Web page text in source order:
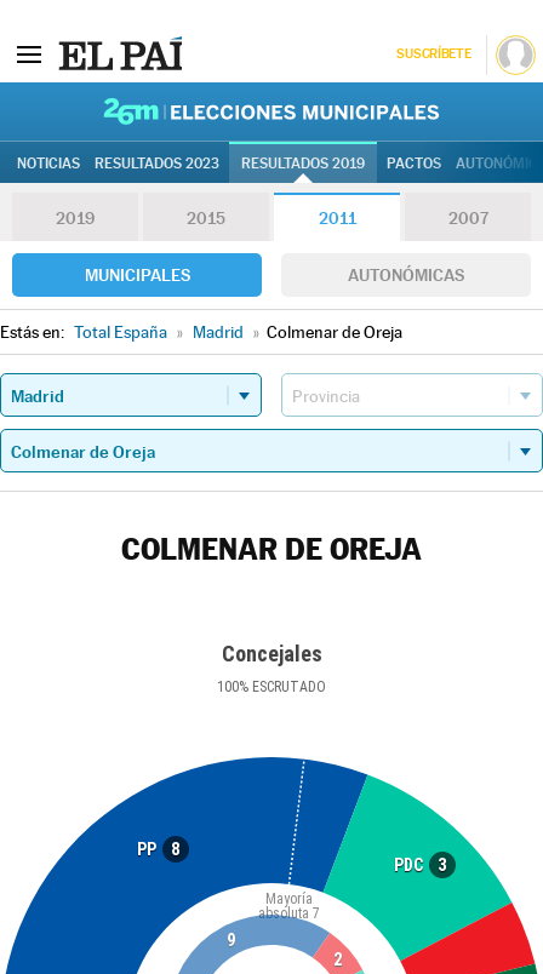
SUSCRÍBETE
NOTICIAS RESULTADOS 2023 RESULTADOS 2019 PACTOS
2019 2015 2011 2007
MUNICIPALES AUTONÓMICAS
Estás en: Total España » Madrid » Colmenar de Oreja
COLMENAR DE OREJA
Concejales
100% ESCRUTADO
PP 8
PDC 3
Mayoría
absoluta 7
9
2